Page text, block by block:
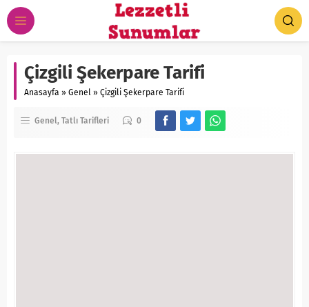
Çizgili Şekerpare Tarifi
Anasayfa » Genel » Çizgili Şekerpare Tarifi
Genel Tatlı Tarifleri 0